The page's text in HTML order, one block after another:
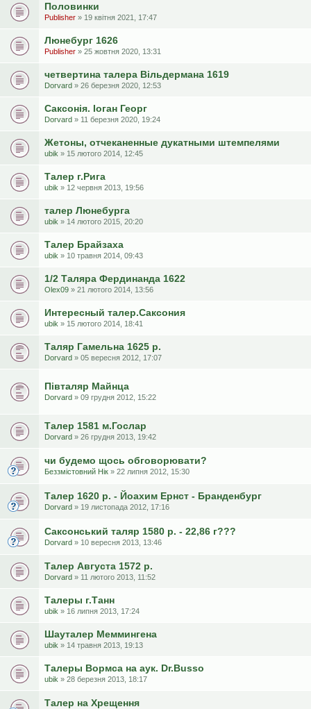
Половинки
Publisher » 19 квітня 2021, 17:47
Люнебург 1626
Publisher » 25 жовтня 2020, 13:31
четвертина талера Вільдермана 1619
Dorvard » 26 березня 2020, 12:53
Саксонія. Іоган Георг
Dorvard » 11 березня 2020, 19:24
Жетоны, отчеканенные дукатными штемпелями
ubik » 15 лютого 2014, 12:45
Талер г.Рига
ubik » 12 червня 2013, 19:56
талер Люнебурга
ubik » 14 лютого 2015, 20:20
Талер Брайзаха
ubik » 10 травня 2014, 09:43
1/2 Таляра Фердинанда 1622
Olex09 » 21 лютого 2014, 13:56
Интересный талер.Саксония
ubik » 15 лютого 2014, 18:41
Таляр Гамельна 1625 р.
Dorvard » 05 вересня 2012, 17:07
Півталяр Майнца
Dorvard » 09 грудня 2012, 15:22
Талер 1581 м.Гослар
Dorvard » 26 грудня 2013, 19:42
чи будемо щось обговорювати?
Беззмiстовний Нiк » 22 липня 2012, 15:30
Талер 1620 р. - Йоахим Ернст - Бранденбург
Dorvard » 19 листопада 2012, 17:16
Саксонський таляр 1580 р. - 22,86 г???
Dorvard » 10 вересня 2013, 13:46
Талер Августа 1572 р.
Dorvard » 11 лютого 2013, 11:52
Талеры г.Танн
ubik » 16 липня 2013, 17:24
Шауталер Меммингена
ubik » 14 травня 2013, 19:13
Талеры Вормса на аук. Dr.Busso
ubik » 28 березня 2013, 18:17
Талер на Хрещення